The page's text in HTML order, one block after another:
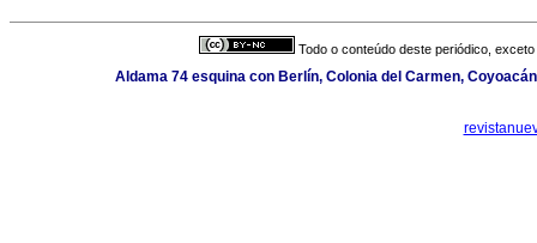
Todo o conteúdo deste periódico,
Aldama 74 esquina con Berlín, Colonia del Carmen,